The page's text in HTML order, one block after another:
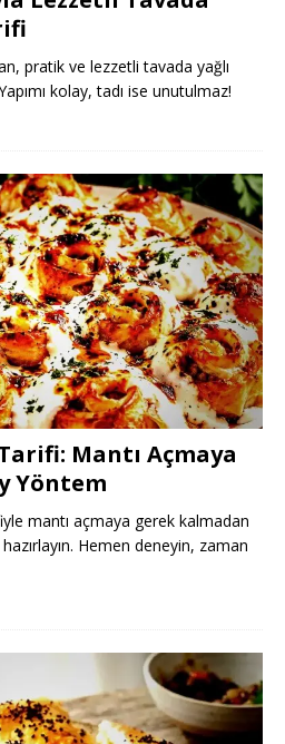
pratik ve lezzetli tavada yağlı
kolay, tadı ise unutulmaz!
Mantı Açmaya
Yöntem
mantı açmaya gerek kalmadan
Hemen deneyin, zaman